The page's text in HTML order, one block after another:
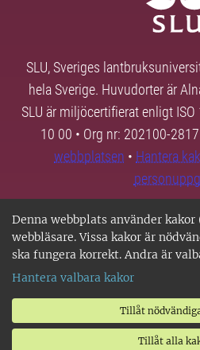
Denna webbplats använder
webbläsare. Vissa kakor är
ska fungera korrekt. Andra är
Hantera valbara kakor
Tillåt
Tillåt alla
SLU, Sveriges
hela Sverige. Huvudorter är
SLU är miljöcertifierat enligt
10 00 • Org nr: 202100-2817
webbplatsen • Hantera